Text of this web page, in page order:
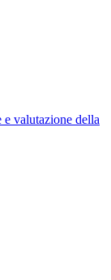
e valutazione della